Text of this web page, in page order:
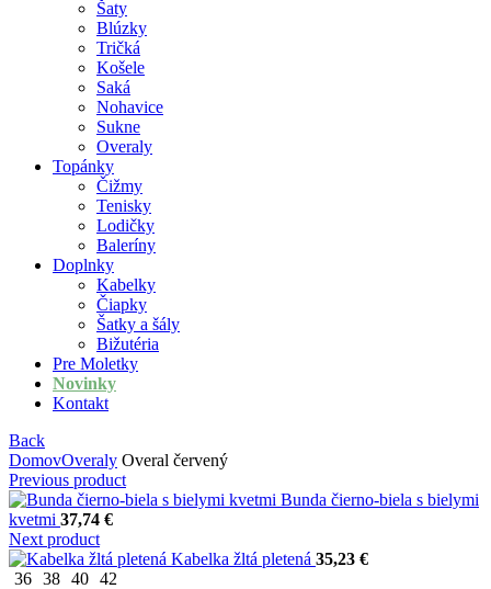
Šaty
Blúzky
Tričká
Košele
Saká
Nohavice
Sukne
Overaly
Topánky
Čižmy
Tenisky
Lodičky
Baleríny
Doplnky
Kabelky
Čiapky
Šatky a šály
Bižutéria
Pre Moletky
Novinky
Kontakt
Back
DomovOveraly Overal červený
Previous product
Bunda čierno-biela s bielymi
kvetmi 37,74 €
Next product
Kabelka žltá pletená 35,23 €
36 38 40 42